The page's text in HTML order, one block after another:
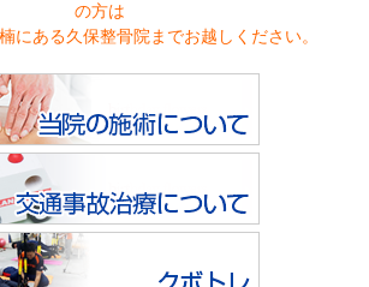
の方は
る久保整骨院までお越しください。